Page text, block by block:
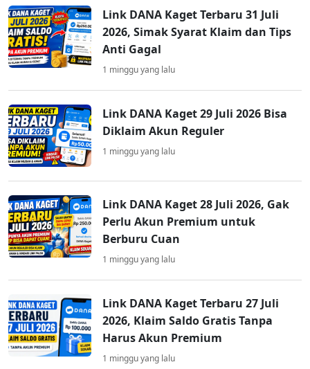
Link DANA Kaget Terbaru 31 Juli
2026, Simak Syarat Klaim dan Tips
Anti Gagal
1 minggu yang lalu
Link DANA Kaget 29 Juli 2026 Bisa
Diklaim Akun Reguler
1 minggu yang lalu
Link DANA Kaget 28 Juli 2026, Gak
Perlu Akun Premium untuk
Berburu Cuan
1 minggu yang lalu
Link DANA Kaget Terbaru 27 Juli
2026, Klaim Saldo Gratis Tanpa
Harus Akun Premium
1 minggu yang lalu